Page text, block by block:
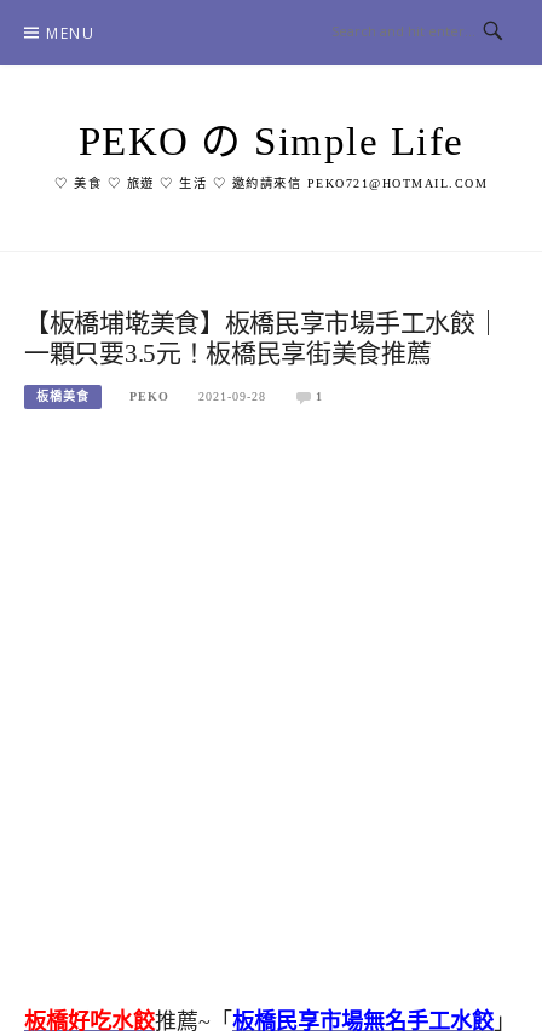
content
MENU
PEKO の Simple Life
♡ 美食 ♡ 旅遊 ♡ 生活 ♡ 邀約請來信 PEKO721@HOTMAIL.COM
【板橋埔墘美食】板橋民享市場手工水餃｜
一顆只要3.5元！板橋民享街美食推薦
板橋美食 PEKO 2021-09-28 1
板橋好吃水餃推薦~「 板橋民享市場無名手工水餃 」